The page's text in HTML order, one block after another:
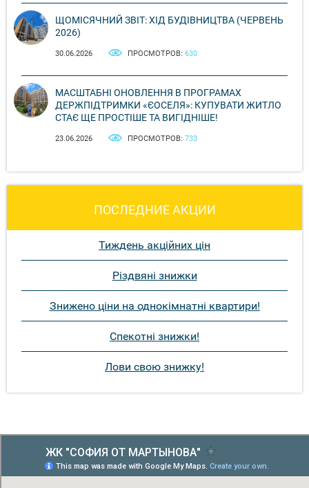
ЩОМІСЯЧНИЙ ЗВІТ: ХІД БУДІВНИЦТВА (ЧЕРВЕНЬ
2026)
30.06.2026 ПРОСМОТРОВ: 630
МАСШТАБНІ ОНОВЛЕННЯ В ПРОГРАМАХ
ДЕРЖПІДТРИМКИ «ЄОСЕЛЯ»: КУПУВАТИ ЖИТЛО
СТАЄ ЩЕ ПРОСТІШЕ ТА ВИГІДНІШЕ!
23.06.2026 ПРОСМОТРОВ: 733
ПОСЛЕДНИЕ АКЦИИ
Тиждень акційних цін
Різдвяні знижки
Знижено ціни на однокімнатні квартири!
Спекотні знижки!
Лови свою знижку!